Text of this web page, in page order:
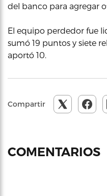
del banco para agregar
El equipo perdedor fue
sumó 19 puntos y siete
aportó 10.
Compartir
COMENTARIOS